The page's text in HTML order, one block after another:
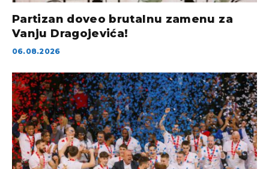
Partizan doveo brutalnu zamenu za
Vanju Dragojevića!
06.08.2026